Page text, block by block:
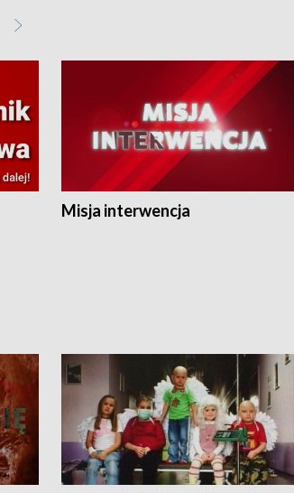
Misja interwencja